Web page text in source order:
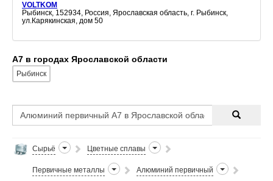
VOLTKOM
Рыбинск, 152934, Россия, Ярославская область, г. Рыбинск,
ул.Карякинская, дом 50
А7 в городах Ярославской области
Рыбинск
Сырьё Цветные сплавы
Первичные металлы Алюминий первичный